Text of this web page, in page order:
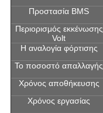
Προστασία BMS
Περιορισμός εκκένωσης
Volt
Η αναλογία φόρτισης
Το ποσοστό απαλλαγής
Χρόνος αποθήκευσης
Χρόνος εργασίας